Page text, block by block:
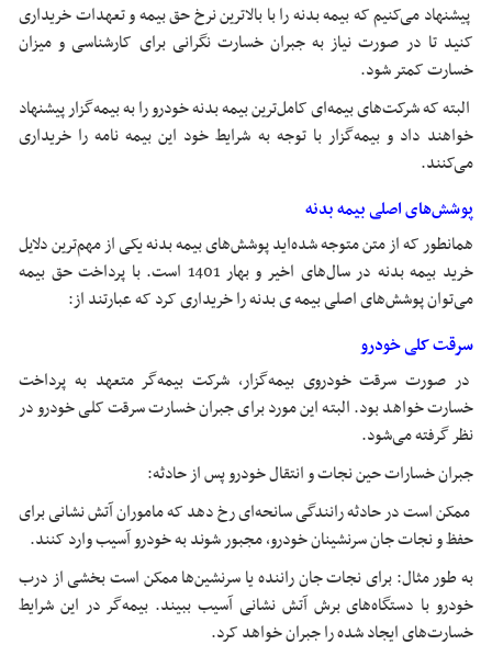
پیشنهاد می‌کنیم که بیمه بدنه را با بالاترین نرخ حق بیمه و تعهدات خریداری
کنید تا در صورت نیاز به جبران خسارت نگرانی برای کارشناسی و میزان
خسارت کمتر شود.
البته که شرکت‌های بیمه‌ای کامل‌ترین بیمه بدنه خودرو را به بیمه‌گزار پیشنهاد
خواهند داد و بیمه‌گزار با توجه به شرایط خود این بیمه نامه را خریداری
می‌کنند.
پوشش‌های اصلی بیمه بدنه
همانطور که از متن متوجه شده‌اید پوشش‌های بیمه بدنه یکی از مهم‌ترین دلایل
خرید بیمه بدنه در سال‌های اخیر و بهار 1401 است. با پرداخت حق بیمه
می‌توان پوشش‌های اصلی بیمه ی بدنه را خریداری کرد که عبارتند از:
سرقت کلی خودرو
در صورت سرقت خودروی بیمه‌گزار، شرکت بیمه‌گر متعهد به پرداخت
خسارت خواهد بود. البته این مورد برای جبران خسارت سرقت کلی خودرو در
نظر گرفته می‌شود.
جبران خسارات حین نجات و انتقال خودرو پس از حادثه:
ممکن است در حادثه رانندگی سانحه‌ای رخ دهد که ماموران آتش نشانی برای
حفظ و نجات جان سرنشینان خودرو، مجبور شوند به خودرو آسیب وارد کنند.
به طور مثال: برای نجات جان راننده یا سرنشین‌ها ممکن است بخشی از درب
خودرو با دستگاه‌های برش آتش نشانی آسیب ببیند. بیمه‌گر در این شرایط
خسارت‌های ایجاد شده را جبران خواهد کرد.